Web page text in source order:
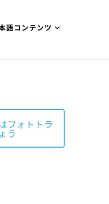
語コンテンツ
フォトトラ
う